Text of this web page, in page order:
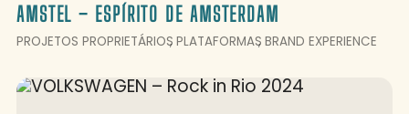
AMSTEL – ESPÍRITO DE AMSTERDAM
PROJETOS PROPRIETÁRIOS PLATAFORMAS BRAND EXPERIENCE